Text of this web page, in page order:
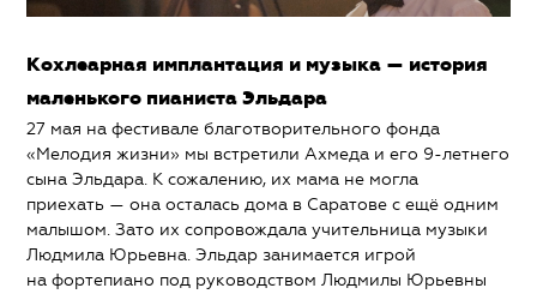
Кохлеарная имплантация и музыка — история
маленького пианиста Эльдара
27 мая на фестивале благотворительного фонда
«Мелодия жизни» мы встретили Ахмеда и его 9-летнего
сына Эльдара. К сожалению, их мама не могла
приехать — она осталась дома в Саратове с ещё одним
малышом. Зато их сопровождала учительница музыки
Людмила Юрьевна. Эльдар занимается игрой
на фортепиано под руководством Людмилы Юрьевны